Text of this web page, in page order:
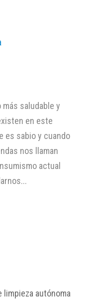
saludable y
en este
es sabio y cuando
nos llaman
actual
autónoma